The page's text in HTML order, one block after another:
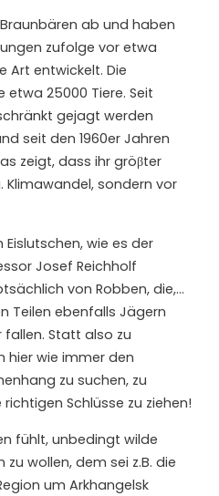
ab und haben
zufolge vor etwa
Art entwickelt. Die
25000 Tiere. Seit
gejagt werden
seit den 1960er Jahren
zeigt, dass ihr gröβter
sondern vor
wie es der
Josef Reichholf
von Robben, die,…
Teilen ebenfalls Jägern
fallen. Statt also zu
hier wie immer den
zu suchen, zu
Schlüsse zu ziehen!
fühlt, unbedingt wilde
zu wollen, dem sei z.B. die
um Arkhangelsk